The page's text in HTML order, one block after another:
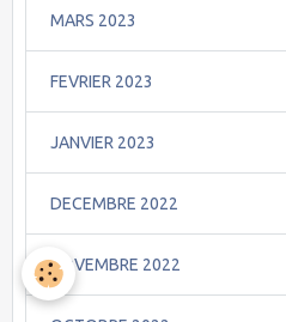
MARS 2023
FEVRIER 2023
JANVIER 2023
DECEMBRE 2022
NOVEMBRE 2022